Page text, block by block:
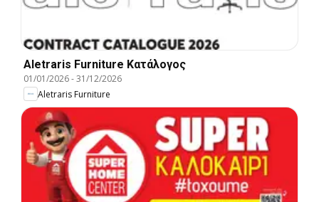
Aletraris Furniture Κατάλογος
01/01/2026-31/12/2026
Aletraris Furniture